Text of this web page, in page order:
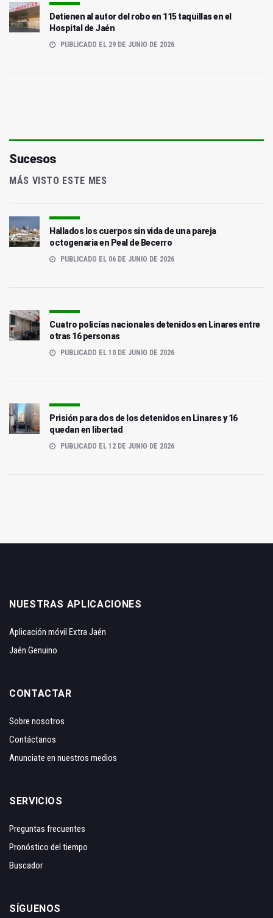
Detienen al autor del robo en 115 taquillas en el
Hospital de Jaén
PUBLICADO EL 29 DE JUNIO DE 2026
Sucesos
MÁS VISTO ESTE MES
Hallados los cuerpos sin vida de una pareja
octogenaria en Peal de Becerro
PUBLICADO EL 06 DE JUNIO DE 2026
Cuatro policías nacionales detenidos en Linares entre
otras 16 personas
PUBLICADO EL 10 DE JUNIO DE 2026
Prisión para dos de los detenidos en Linares y 16
quedan en libertad
PUBLICADO EL 12 DE JUNIO DE 2026
NUESTRAS APLICACIONES
Aplicación móvil Extra Jaén
Jaén Genuino
CONTACTAR
Sobre nosotros
Contáctanos
Anunciate en nuestros medios
SERVICIOS
Preguntas frecuentes
Pronóstico del tiempo
Buscador
SÍGUENOS